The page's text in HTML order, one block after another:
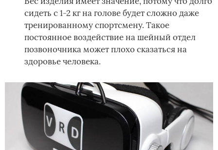
сидеть с 1-2 кг на голове будет сложно даже
тренированному спортсмену. Такое
постоянное воздействие на шейный отдел
позвоночника может плохо сказаться на
здоровье человека.